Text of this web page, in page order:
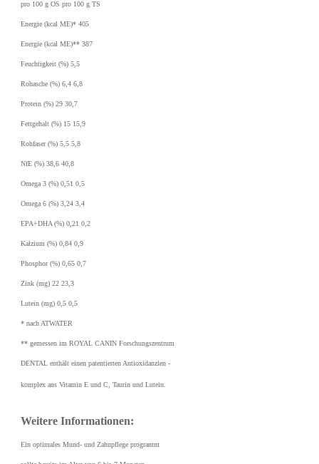
pro 100 g OS pro 100 g TS
Energie (kcal ME)* 405
Energie (kcal ME)** 387
Feuchtigkeit (%) 5,5
Rohasche (%) 6,4 6,8
Protein (%) 29 30,7
Fettgehalt (%) 15 15,9
Rohfaser (%) 5,5 5,8
NfE (%) 38,6 40,8
Omega 3 (%) 0,51 0,5
Omega 6 (%) 3,24 3,4
EPA+DHA (%) 0,21 0,2
Kalzium (%) 0,84 0,9
Phosphor (%) 0,65 0,7
Zink (mg) 22 23,3
Lutein (mg) 0,5 0,5
* nach ATWATER
** gemessen im ROYAL CANIN Forschungszentrum
DENTAL enthält einen patentierten Antioxidanzien -
komplex aus Vitamin E und C, Taurin und Lutein.
Weitere Informationen:
Ein optimales Mund- und Zahnpflege programm